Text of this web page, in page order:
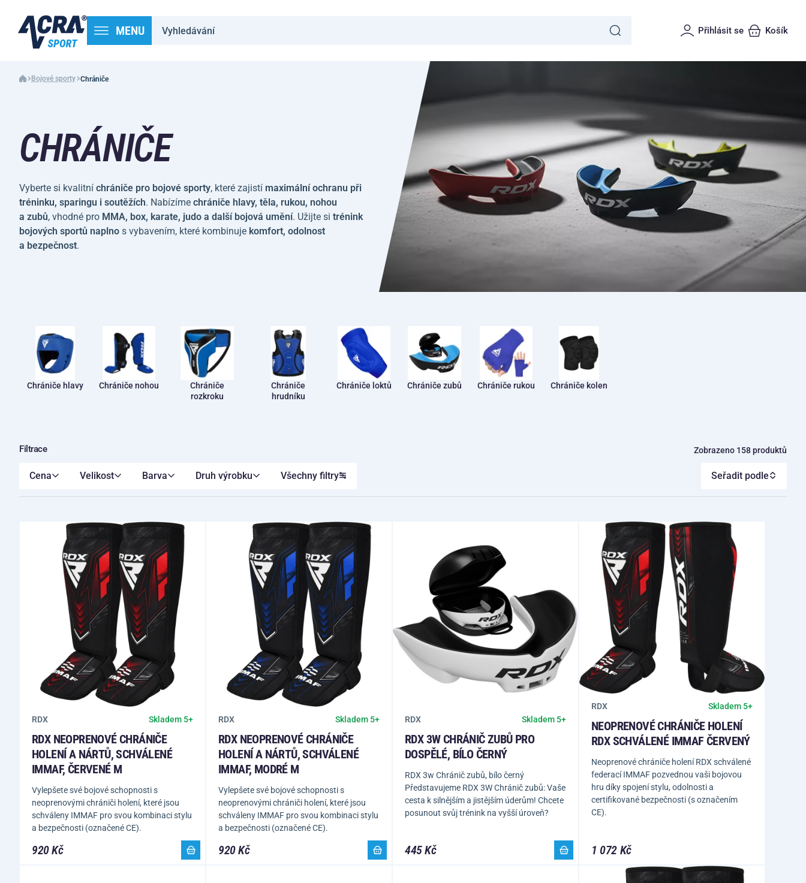
MENU Přihlásit se Košík
Bojové sporty Chrániče
CHRÁNIČE
Vyberte si kvalitní chrániče pro bojové sporty, které zajistí maximální ochranu při
tréninku, sparingu i soutěžích. Nabízíme chrániče hlavy, těla, rukou, nohou
a zubů, vhodné pro MMA, box, karate, judo a další bojová umění. Užijte si trénink
bojových sportů naplno s vybavením, které kombinuje komfort, odolnost
a bezpečnost.
Chrániče hlavy Chrániče nohou
Chrániče
rozkroku
Chrániče
hrudníku
Chrániče loktů Chrániče zubů Chrániče rukou Chrániče kolen
Filtrace Zobrazeno 158 produktů
Cena Velikost Barva Druh výrobku Všechny filtry Seřadit podle
RDX Skladem 5+
RDX NEOPRENOVÉ CHRÁNIČE
HOLENÍ A NÁRTŮ, SCHVÁLENÉ
IMMAF, ČERVENÉ M
Vylepšete své bojové schopnosti s
neoprenovými chrániči holení, které jsou
schváleny IMMAF pro svou kombinaci stylu
a bezpečnosti (označené CE).
920 Kč
RDX Skladem 5+
RDX NEOPRENOVÉ CHRÁNIČE
HOLENÍ A NÁRTŮ, SCHVÁLENÉ
IMMAF, MODRÉ M
Vylepšete své bojové schopnosti s
neoprenovými chrániči holení, které jsou
schváleny IMMAF pro svou kombinaci stylu
a bezpečnosti (označené CE).
920 Kč
RDX Skladem 5+
RDX 3W CHRÁNIČ ZUBŮ PRO
DOSPĚLÉ, BÍLO ČERNÝ
RDX 3w Chránič zubů, bílo černý
Představujeme RDX 3W Chránič zubů: Vaše
cesta k silnějším a jistějším úderům! Chcete
posunout svůj trénink na vyšší úroveň?
445 Kč
RDX Skladem 5+
NEOPRENOVÉ CHRÁNIČE HOLENÍ
RDX SCHVÁLENÉ IMMAF ČERVENÝ
Neoprenové chrániče holení RDX schválené
federací IMMAF pozvednou vaši bojovou
hru díky spojení stylu, odolnosti a
certifikované bezpečnosti (s označením
CE).
1 072 Kč